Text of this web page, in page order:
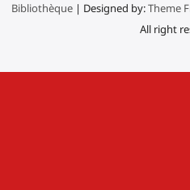
Bibliothèque| Designed by:Theme
All right